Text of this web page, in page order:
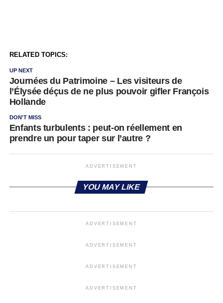
RELATED TOPICS:
UP NEXT
Journées du Patrimoine – Les visiteurs de
l’Élysée déçus de ne plus pouvoir gifler François
Hollande
DON'T MISS
Enfants turbulents : peut-on réellement en
prendre un pour taper sur l’autre ?
ADVERTISEMENT
YOU MAY LIKE
ADVERTISEMENT
ADVERTISEMENT
ADVERTISEMENT
ADVERTISEMENT